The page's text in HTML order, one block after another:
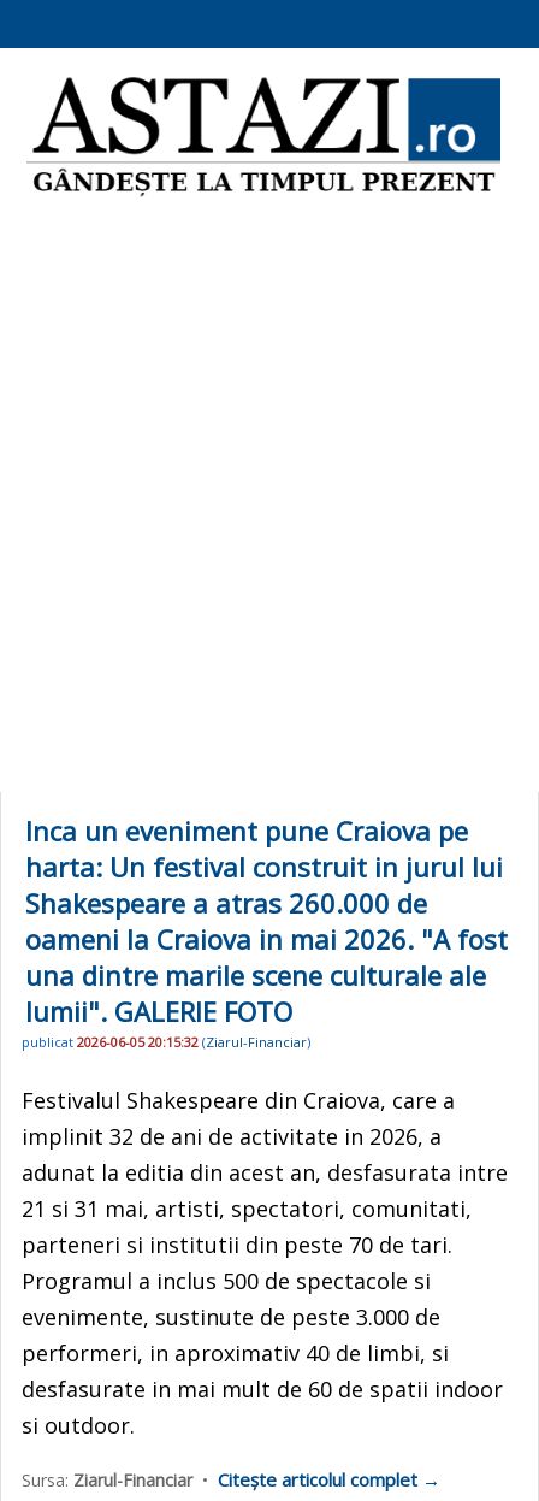
Inca un eveniment pune Craiova pe
harta: Un festival construit in jurul lui
Shakespeare a atras 260.000 de
oameni la Craiova in mai 2026. "A fost
una dintre marile scene culturale ale
lumii". GALERIE FOTO
publicat 2026-06-05 20:15:32 (Ziarul-Financiar)
Festivalul Shakespeare din Craiova, care a
implinit 32 de ani de activitate in 2026, a
adunat la editia din acest an, desfasurata intre
21 si 31 mai, artisti, spectatori, comunitati,
parteneri si institutii din peste 70 de tari.
Programul a inclus 500 de spectacole si
evenimente, sustinute de peste 3.000 de
performeri, in aproximativ 40 de limbi, si
desfasurate in mai mult de 60 de spatii indoor
si outdoor.
Sursa: Ziarul-Financiar• Citește articolul complet →